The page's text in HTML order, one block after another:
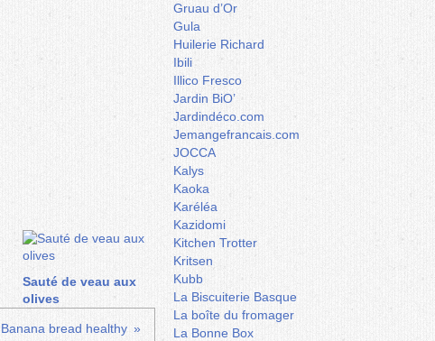
Sauté de veau aux
olives
Banana bread healthy
Gruau d’Or
Gula
Huilerie Richard
Ibili
Illico Fresco
Jardin BiO’
Jardindéco.com
Jemangefrancais.com
JOCCA
Kalys
Kaoka
Karéléa
Kazidomi
Kitchen Trotter
Kritsen
Kubb
La Biscuiterie Basque
La boîte du fromager
La Bonne Box